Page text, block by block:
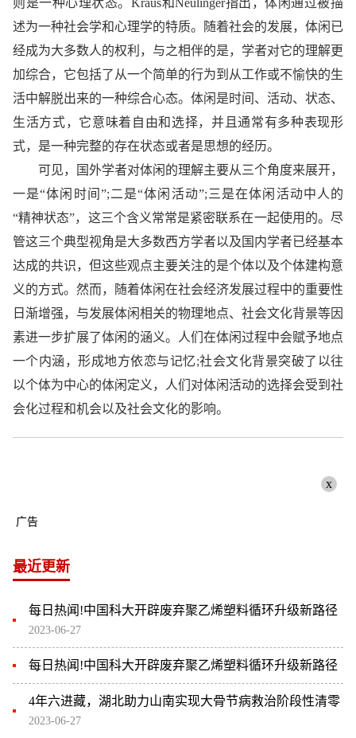
则是一种心理状态。Kraus和Neulinger指出，体闲通过被描
述为一种社会学和心理学的特质。随着社会的发展，体闲已
经成为大多数人的权利，与之相伴的是，学者对它的理解更
加综合，它包括了从一个简单的行为到从工作或不愉快的生
活中解脱出来的一种综合心态。体闲是时间、活动、状态、
生活方式，它意味着自由和选择，并且通常有多种表现形
式，是一种完整的存在状态或者是思想的经历。
可见，国外学者对体闲的理解主要从三个角度来展开，
一是“体闲时间”;二是“体闲活动”;三是在体闲活动中人的
“精神状态”，这三个含义常常是紧密联系在一起使用的。尽
管这三个典型视角是大多数西方学者以及国内学者已经基本
达成的共识，但这些观点主要关注的是个体以及个体建构意
义的方式。然而，随着体闲在社会经济发展过程中的重要性
日渐增强，与发展体闲相关的物理地点、社会文化背景等因
素进一步扩展了体闲的涵义。人们在体闲过程中会赋予地点
一个内涵，形成地方依恋与记忆;社会文化背景突破了以往
以个体为中心的体闲定义，人们对体闲活动的选择会受到社
会化过程和机会以及社会文化的影响。
x
广告
最近更新
每日热闻!中国科大开辟废弃聚乙烯塑料循环升级新路径
2023-06-27
每日热闻!中国科大开辟废弃聚乙烯塑料循环升级新路径
4年六进藏，湖北助力山南实现大骨节病救治阶段性清零
2023-06-27